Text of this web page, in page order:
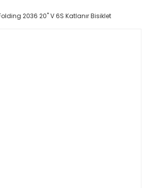
2036 20'' V 6S Katlanır Bisiklet